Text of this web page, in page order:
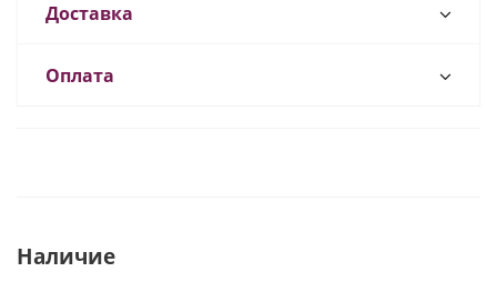
Доставка
Оплата
Наличие